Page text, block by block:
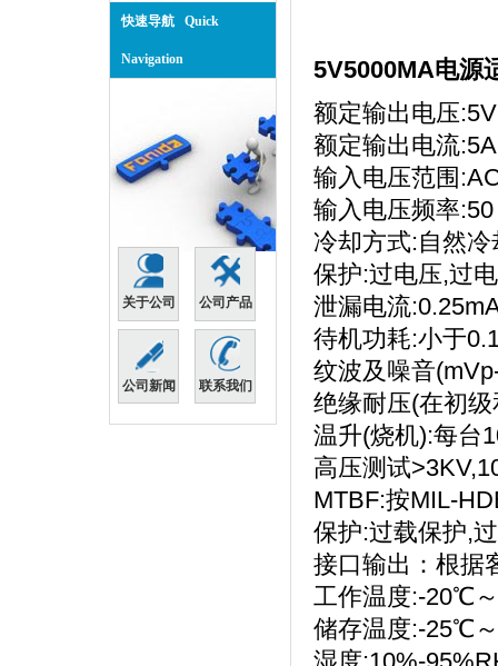
快速导航 Quick
Navigation
关于公司 公司产品
公司新闻 联系我们
5V5000MA电源
额定输出电压:5V
额定输出电流:5A
输入电压范围
输入电压频率
冷却方式:自然冷
保护:过电压,过
泄漏电流
待机功耗:小于
纹波及噪音
绝缘耐压(在初
温升(烧机):每台
高压测试
MTBF:按MIL-
保护:过载保护,
接口输出：根据
工作温度:-20℃
储存温度:-25℃